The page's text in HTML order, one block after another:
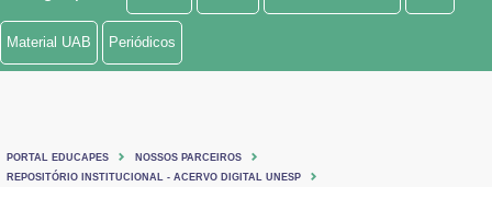
Ministério de Minas e Energia
Ministério do Turismo
Material UAB Periódicos
PORTAL EDUCAPES
NOSSOS PARCEIROS
REPOSITÓRIO INSTITUCIONAL - ACERVO DIGITAL UNESP